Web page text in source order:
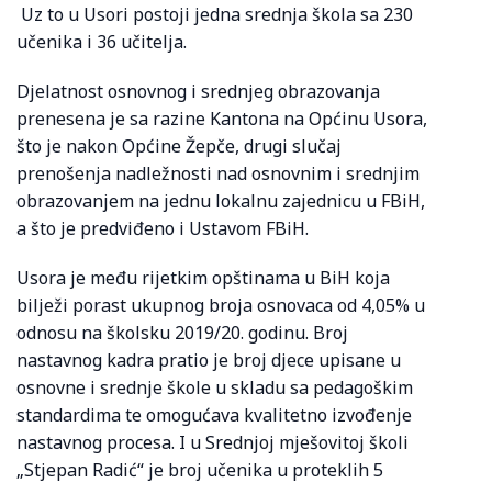
Uz to u Usori postoji jedna srednja škola sa 230
učenika i 36 učitelja.
Djelatnost osnovnog i srednjeg obrazovanja
prenesena je sa razine Kantona na Općinu Usora,
što je nakon Općine Žepče, drugi slučaj
prenošenja nadležnosti nad osnovnim i srednjim
obrazovanjem na jednu lokalnu zajednicu u FBiH,
a što je predviđeno i Ustavom FBiH.
Usora je među rijetkim opštinama u BiH koja
bilježi porast ukupnog broja osnovaca od 4,05% u
odnosu na školsku 2019/20. godinu. Broj
nastavnog kadra pratio je broj djece upisane u
osnovne i srednje škole u skladu sa pedagoškim
standardima te omogućava kvalitetno izvođenje
nastavnog procesa. I u Srednjoj mješovitoj školi
„Stjepan Radić“ je broj učenika u proteklih 5